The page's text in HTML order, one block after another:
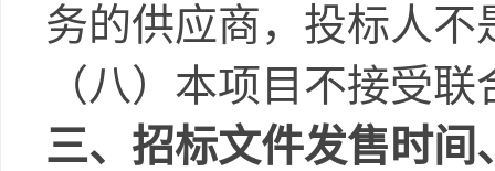
务的供应商，投标人
（八）本项目不接受
三、招标文件发售时间